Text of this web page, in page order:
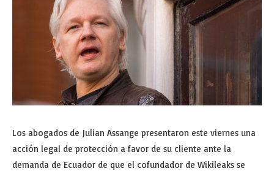
Los abogados de Julian Assange presentaron este viernes una
acción legal de protección a favor de su cliente ante la
demanda de Ecuador de que el cofundador de Wikileaks se